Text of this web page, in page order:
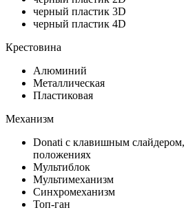
черный пластик 3D
черный пластик 4D
Крестовина
Алюминий
Металлическая
Пластиковая
Механизм
Donati с клавишным
положениях
Мультиблок
Мультимеханизм
Синхромеханизм
Топ-ган